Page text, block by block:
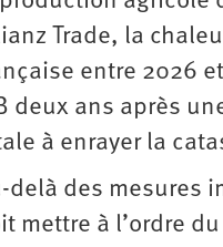
Trade, la
entre 2026
deux ans après
à enrayer la
delà des mesures
mettre à l’ordre